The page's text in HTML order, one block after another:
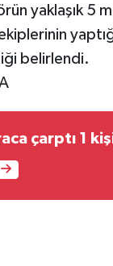
yaklaşık 5
belirlendi.
çarptı 1